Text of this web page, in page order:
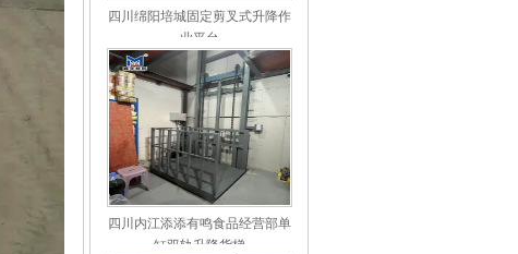
四川绵阳培城固定剪叉式升降作
业平台
四川内江添添有鸣食品经营部单
缸双轨升降货梯